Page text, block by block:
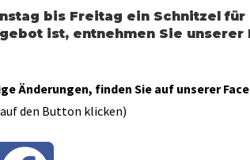
bis Freitag ein Schnitzel für
ist, entnehmen Sie unserer
Änderungen, finden Sie auf unserer
den Button klicken)